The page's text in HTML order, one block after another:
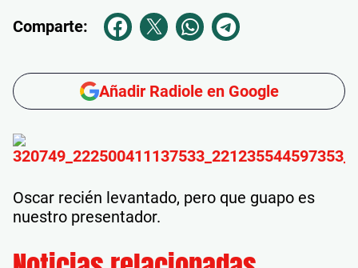
Comparte:
Añadir Radiole en Google
Oscar recién levantado, pero que guapo es
nuestro presentador.